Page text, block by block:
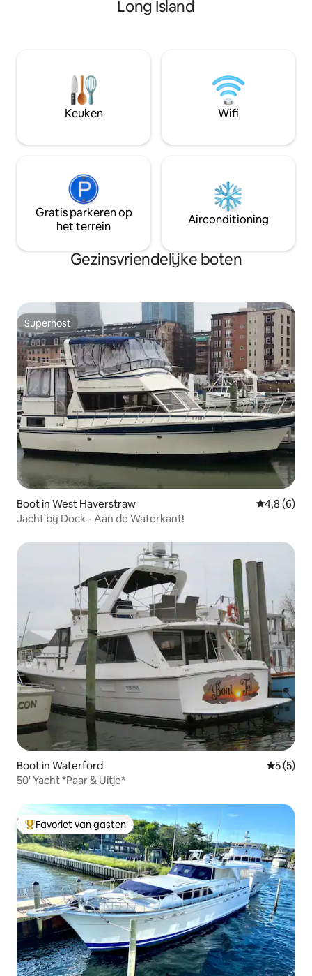
bruiloft, reünie of zomervakantie. Boot
veiligheidsredenen is deze AirBnB niet
bevorderlijk voor kinderen.
Long Island
Keuken Wifi
Gratis parkeren op
het terrein
Airconditioning
Gezinsvriendelijke boten
Superhost
Superhost
Boot in West Haverstraw
4,8 (6)
Jacht bij Dock - Aan de Waterkant!
Boot in Waterford
5 (5)
50' Yacht *Paar & Uitje*
Topfavoriet van gasten
Favoriet van gasten